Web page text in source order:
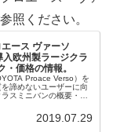
照ください。
ース ヴァーソ
入欧州製ラージクラ
・価格の情報。
Proace Verso）を
諦めないユーザーに向
スミニバンの概要・ス
2019.07.29